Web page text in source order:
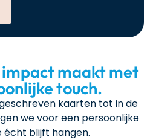
maakt met
touch.
kaarten tot in de
we voor een persoonlijke
écht blijft hangen.